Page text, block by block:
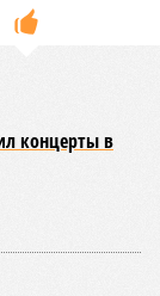
5 антирейтинга по
fsHH)
первого
шесть
58
наказуемые